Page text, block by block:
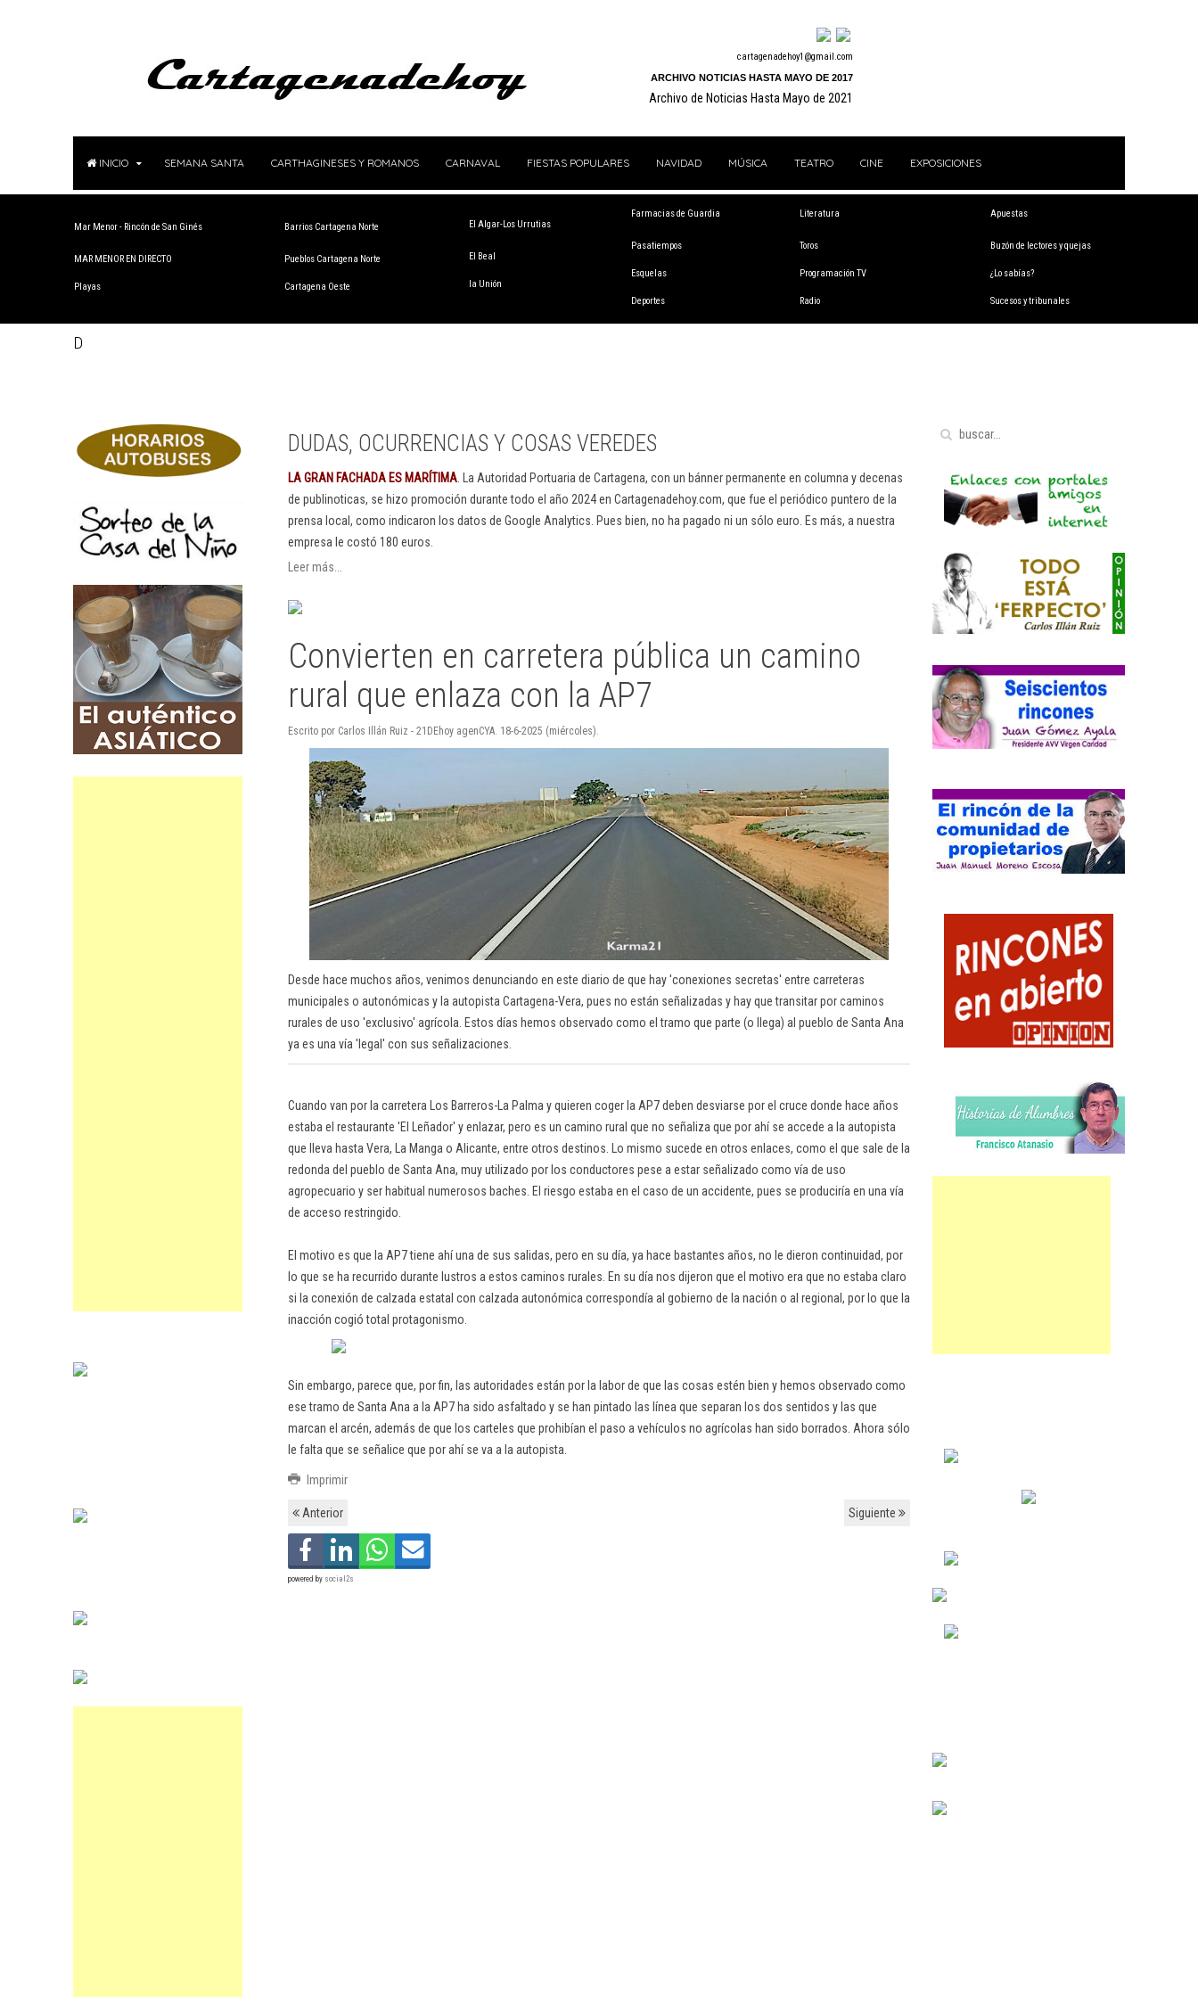
cartagenadehoy1@gmail.com
ARCHIVO NOTICIAS HASTA MAYO DE 2017
Archivo de Noticias Hasta Mayo de 2021
INICIO SEMANA SANTA CARTHAGINESES Y ROMANOS CARNAVAL FIESTAS POPULARES NAVIDAD MÚSICA TEATRO CINE EXPOSICIONES
Mar Menor - Rincón de San Ginés
MAR MENOR EN DIRECTO
Playas
Barrios Cartagena Norte
Pueblos Cartagena Norte
Cartagena Oeste
El Algar-Los Urrutias
El Beal
la Unión
Farmacias de Guardia
Pasatiempos
Esquelas
Deportes
Literatura
Toros
Programación TV
Radio
Apuestas
Buzón de lectores y quejas
¿Lo sabías?
Sucesos y tribunales
D
DUDAS, OCURRENCIAS Y COSAS VEREDES
LA GRAN FACHADA ES MARÍTIMA . La Autoridad Portuaria de Cartagena, con un bánner permanente en columna y decenas
de publinoticas, se hizo promoción durante todo el año 2024 en Cartagenadehoy.com, que fue el periódico puntero de la
prensa local, como indicaron los datos de Google Analytics. Pues bien, no ha pagado ni un sólo euro. Es más, a nuestra
empresa le costó 180 euros.
Leer más...
Convierten en carretera pública un camino
rural que enlaza con la AP7
Escrito por Carlos Illán Ruiz - 21DEhoy agenCYA. 18-6-2025 (miércoles).
Desde hace muchos años, venimos denunciando en este diario de que hay 'conexiones secretas' entre carreteras
municipales o autonómicas y la autopista Cartagena-Vera, pues no están señalizadas y hay que transitar por caminos
rurales de uso 'exclusivo' agrícola. Estos días hemos observado como el tramo que parte (o llega) al pueblo de Santa Ana
ya es una vía 'legal' con sus señalizaciones.
Cuando van por la carretera Los Barreros-La Palma y quieren coger la AP7 deben desviarse por el cruce donde hace años
estaba el restaurante 'El Leñador' y enlazar, pero es un camino rural que no señaliza que por ahí se accede a la autopista
que lleva hasta Vera, La Manga o Alicante, entre otros destinos. Lo mismo sucede en otros enlaces, como el que sale de la
redonda del pueblo de Santa Ana, muy utilizado por los conductores pese a estar señalizado como vía de uso
agropecuario y ser habitual numerosos baches. El riesgo estaba en el caso de un accidente, pues se produciría en una vía
de acceso restringido.
El motivo es que la AP7 tiene ahí una de sus salidas, pero en su día, ya hace bastantes años, no le dieron continuidad, por
lo que se ha recurrido durante lustros a estos caminos rurales. En su día nos dijeron que el motivo era que no estaba claro
si la conexión de calzada estatal con calzada autonómica correspondía al gobierno de la nación o al regional, por lo que la
inacción cogió total protagonismo.
Sin embargo, parece que, por fin, las autoridades están por la labor de que las cosas estén bien y hemos observado como
ese tramo de Santa Ana a la AP7 ha sido asfaltado y se han pintado las línea que separan los dos sentidos y las que
marcan el arcén, además de que los carteles que prohibían el paso a vehículos no agrícolas han sido borrados. Ahora sólo
le falta que se señalice que por ahí se va a la autopista.
Imprimir
Anterior Siguiente
powered by social2s